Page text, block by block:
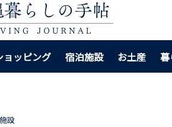
ョッピング 宿泊施設 お土産
設